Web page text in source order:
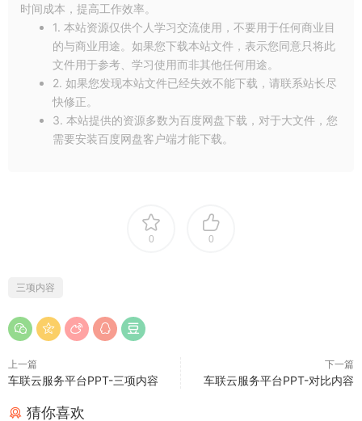
时间成本，提高工作效率。
1. 本站资源仅供个人学习交流使用，不要用于任何商业目
的与商业用途。如果您下载本站文件，表示您同意只将此
文件用于参考、学习使用而非其他任何用途。
2. 如果您发现本站文件已经失效不能下载，请联系站长尽
快修正。
3. 本站提供的资源多数为百度网盘下载，对于大文件，您
需要安装百度网盘客户端才能下载。
0 0
三项内容
上一篇
车联云服务平台PPT-三项内容
下一篇
车联云服务平台PPT-对比内容
猜你喜欢